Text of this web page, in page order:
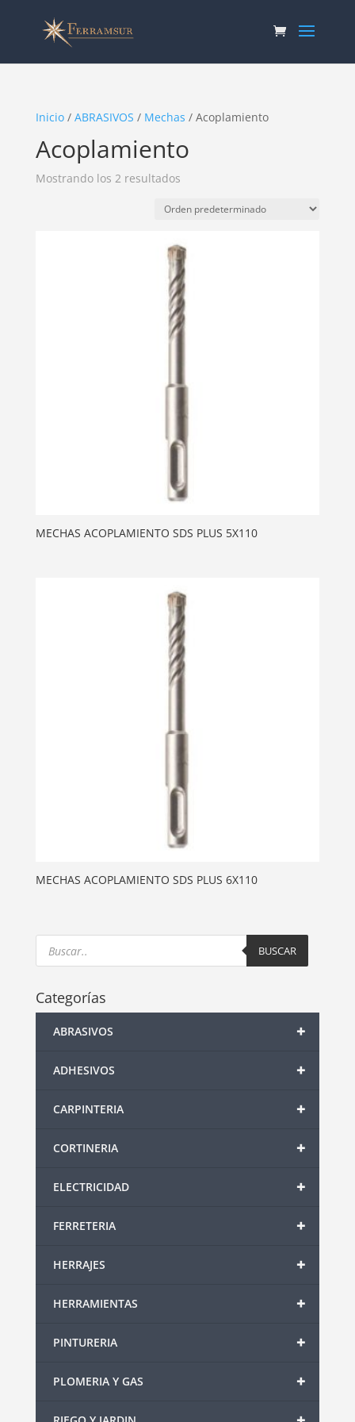
Inicio/ ABRASIVOS / Mechas / Acoplamiento
Acoplamiento
Mostrando los 2 resultados
MECHAS ACOPLAMIENTO SDS PLUS 5X110
MECHAS ACOPLAMIENTO SDS PLUS 6X110
Products
search BUSCAR
Categorías
+
ABRASIVOS
+
ADHESIVOS
+
CARPINTERIA
+
CORTINERIA
+
ELECTRICIDAD
+
FERRETERIA
+
HERRAJES
+
HERRAMIENTAS
+
PINTURERIA
+
PLOMERIA Y GAS